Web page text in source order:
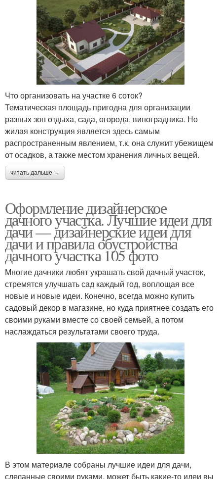
Что организовать на участке 6 соток?
Тематическая площадь пригодна для организации
разных зон отдыха, сада, огорода, виноградника. Но
жилая конструкция является здесь самым
распространенным явлением, т.к. она служит убежищем
от осадков, а также местом хранения личных вещей.
читать дальше →
Оформление дизайнерское
дачного участка. Лучшие идеи для
дачи — дизайнерские идеи для
дачи и правила обустройства
дачного участка 105 фото
Многие дачники любят украшать свой дачный участок,
стремятся улучшать сад каждый год, воплощая все
новые и новые идеи. Конечно, всегда можно купить
садовый декор в магазине, но куда приятнее создать его
своими руками вместе со своей семьей, а потом
наслаждаться результатами своего труда.
В этом материале собраны лучшие идеи для дачи,
сделанные своими руками, может быть какие-то идеи вы